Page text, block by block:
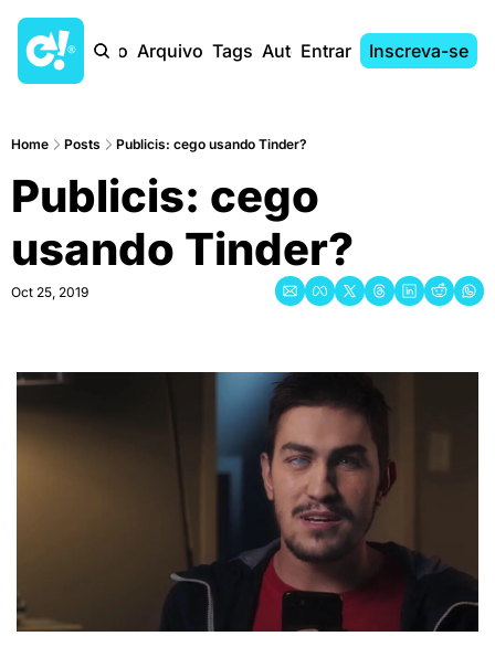
Início Arquivo Tags AutoresEntrar Inscreva-se
Home Posts Publicis: cego usando Tinder?
Publicis: cego
usando Tinder?
Oct 25, 2019